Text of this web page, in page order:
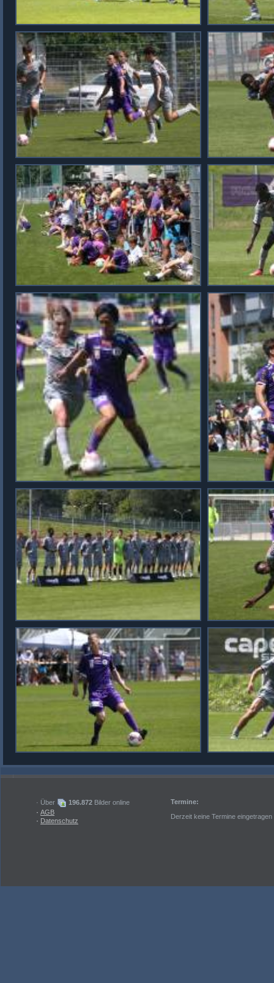
· Über 196.872 Bilder online
· AGB
· Datenschutz
Termine:
Derzeit keine Termine eingetragen